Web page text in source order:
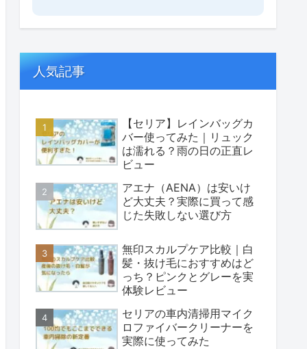
人気記事
【セリア】レインバッグカ
バー使ってみた｜リュック
は濡れる？雨の日の正直レ
ビュー
アエナ（AENA）は安いけ
ど大丈夫？実際に買って感
じた失敗しない選び方
無印スカルプケア比較｜白
髪・抜け毛におすすめはど
っち？ピンクとグレーを実
体験レビュー
セリアの車内清掃用マイク
ロファイバークリーナーを
実際に使ってみた